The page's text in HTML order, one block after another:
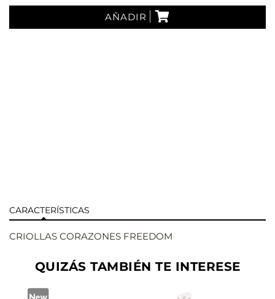
AÑADIR
CARACTERÍSTICAS
CRIOLLAS CORAZONES FREEDOM
QUIZÁS TAMBIÉN TE INTERESE